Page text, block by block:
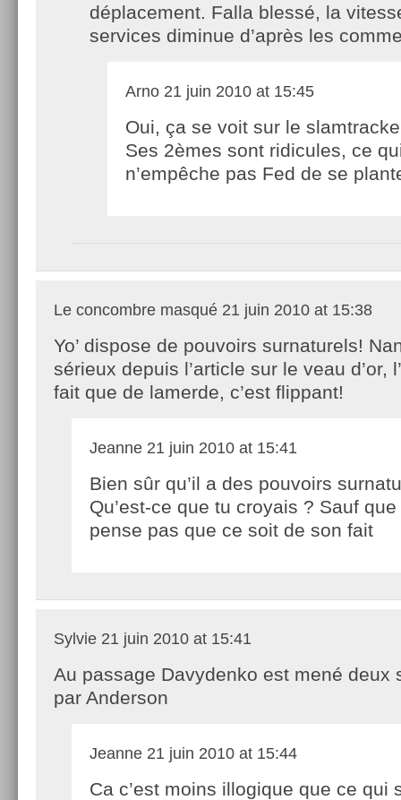
déplacement. Falla blessé, la
services diminue d’après les
Arno 21 juin 2010 at 15:45
Oui, ça se voit sur le
Ses 2èmes sont ridicules, ce
n’empêche pas Fed de se
Le concombre masqué 21 juin 2010 at 15:38
Yo’ dispose de pouvoirs surnaturels!
sérieux depuis l’article sur le veau d’or,
fait que de lamerde, c’est flippant!
Jeanne 21 juin 2010 at 15:41
Bien sûr qu’il a des pouvoirs
Qu’est-ce que tu croyais ? Sauf
pense pas que ce soit de son fait
Sylvie 21 juin 2010 at 15:41
Au passage Davydenko est mené deux
par Anderson
Jeanne 21 juin 2010 at 15:44
Ca c’est moins illogique que ce qui